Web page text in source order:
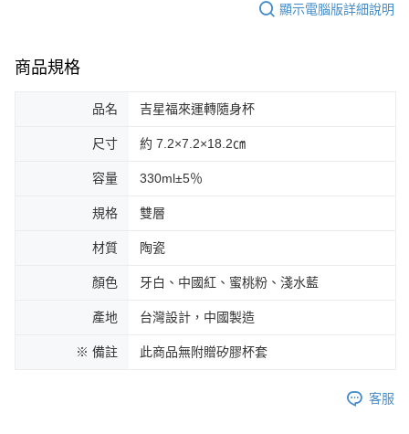
顯示電腦版詳細說明
商品規格
品名 吉星福來運轉隨身杯
尺寸 約 7.2×7.2×18.2㎝
容量 330ml±5％
規格 雙層
材質 陶瓷
顏色 牙白、中國紅、蜜桃粉、淺水藍
產地 台灣設計，中國製造
※ 備註 此商品無附贈矽膠杯套
客服